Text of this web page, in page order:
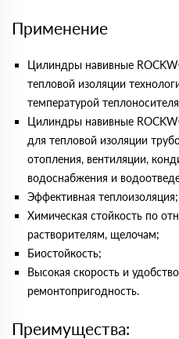
Применение
Цилиндры навивные
тепловой изоляции
температурой
Цилиндры навивные
для тепловой изоляции
отопления, вентиляции,
водоснабжения и
Эффективная теплоизоляция;
Химическая стойкость по
растворителям, щелочам;
Биостойкость;
Высокая скорость и
ремонтопригодность.
Преимущества: